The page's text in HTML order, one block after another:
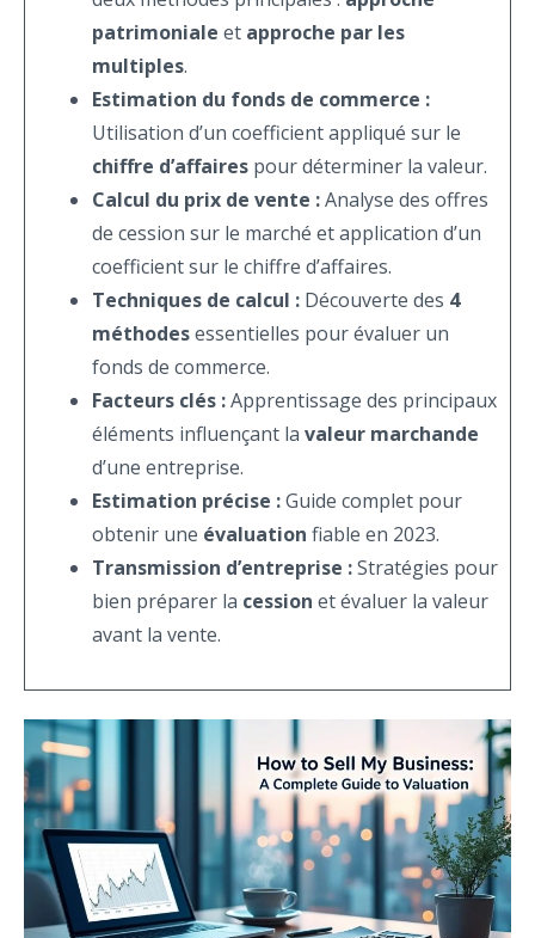
patrimoniale et approche par les
multiples.
Estimation du fonds de commerce :
Utilisation d’un coefficient appliqué sur le
chiffre d’affaires pour déterminer la valeur.
Calcul du prix de vente :Analyse des offres
de cession sur le marché et application d’un
coefficient sur le chiffre d’affaires.
Techniques de calcul : Découverte des 4
méthodesessentielles pour évaluer un
fonds de commerce.
Facteurs clés :Apprentissage des principaux
éléments influençant la valeur marchande
d’une entreprise.
Estimation précise :Guide complet pour
obtenir une évaluation fiable en 2023.
Transmission d’entreprise :Stratégies pour
bien préparer la cession et évaluer la valeur
avant la vente.